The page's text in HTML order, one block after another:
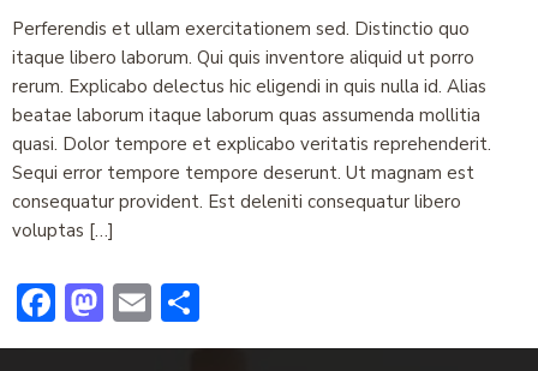
Perferendis et ullam exercitationem sed. Distinctio quo
itaque libero laborum. Qui quis inventore aliquid ut porro
rerum. Explicabo delectus hic eligendi in quis nulla id. Alias
beatae laborum itaque laborum quas assumenda mollitia
quasi. Dolor tempore et explicabo veritatis reprehenderit.
Sequi error tempore tempore deserunt. Ut magnam est
consequatur provident. Est deleniti consequatur libero
voluptas […]
Facebook
Mastodon
Email